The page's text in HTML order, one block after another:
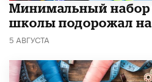
Минимальный набор
школы подорожал на
5 АВГУСТА